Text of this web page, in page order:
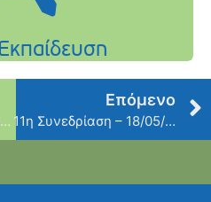
Η Θεατρική Παράσταση “Do it like Bogart” ξανάρχεται στο Πολιτιστικό Κέντρο Μπενετάτου
Επόμενο
11η Συνεδρίαση – 18/05/2022